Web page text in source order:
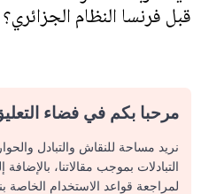
قبل فرنسا النظام الجزائري؟
مرحبا بكم في فضاء
نريد مساحة للنقاش والتبادل
التبادلات بموجب مقالاتنا،
لمراجعة قواعد الاستخدام الخاصة